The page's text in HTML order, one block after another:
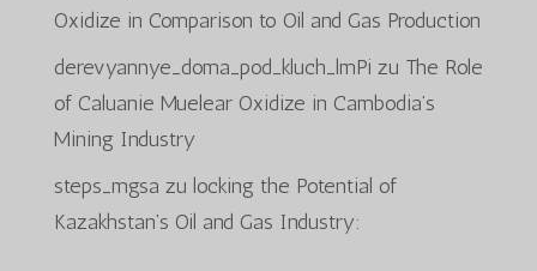
Oxidize in Comparison to Oil and Gas Production
derevyannye_doma_pod_kluch_lmPi zu The Role
of Caluanie Muelear Oxidize in Cambodia’s
Mining Industry
steps_mgsa zu locking the Potential of
Kazakhstan’s Oil and Gas Industry: